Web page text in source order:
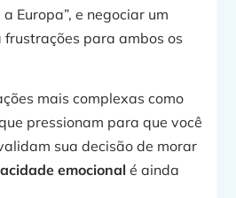
Europa”, e negociar um
para ambos os
mais complexas como
pressionam para que você
sua decisão de morar
emocionalé ainda